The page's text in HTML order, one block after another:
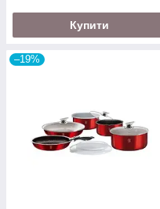
Купити
–19%